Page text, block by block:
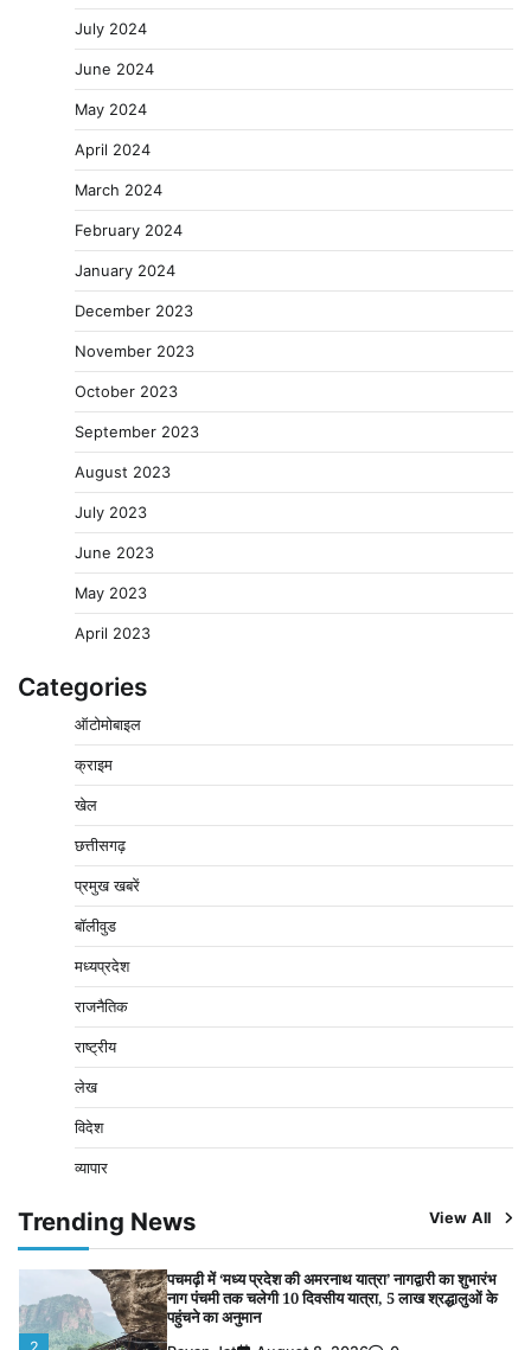
July 2024
June 2024
May 2024
April 2024
March 2024
February 2024
January 2024
December 2023
November 2023
October 2023
September 2023
August 2023
July 2023
June 2023
May 2023
April 2023
Categories
ऑटोमोबाइल
क्राइम
खेल
छत्तीसगढ़
प्रमुख खबरें
बॉलीवुड
मध्यप्रदेश
राजनैतिक
राष्ट्रीय
लेख
विदेश
व्यापार
Trending News View All
पहुंचने का अनुमान
Pavan Jat August 8, 2026 0
विशेष प्रवर्तन अभियान में नर्मदापुरम पुलिस की लगातार सख्ती
नपा सहकारी समिति में 25 लाख से अधिक का गेहूं सड़ा, 5,700
मजदूर महासंघ ने सौंपा ज्ञापन
2
पहुंचने का अनुमान
3
विशेष प्रवर्तन अभियान में नर्मदापुरम पुलिस की लगातार सख्ती
Pavan Jat